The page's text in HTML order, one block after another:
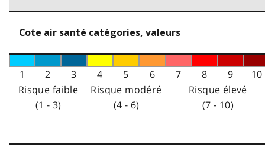
Cote air santé catégories, valeurs
1 2 3 4 5 6 7 8 9
10
Risque faible
(1 - 3)
Risque modéré
(4 - 6)
Risque élevé
(7 - 10)